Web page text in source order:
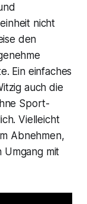
nicht
den
Ein einfaches
auch die
Sport-
Vielleicht
Abnehmen,
mit